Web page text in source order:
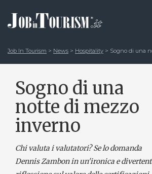
Job In Tourism > News > Hospitality > Sogno di una
Sogno di una
notte di mezzo
inverno
Chi valuta i valutatori? Se lo domanda
Dennis Zambon in un'ironica e